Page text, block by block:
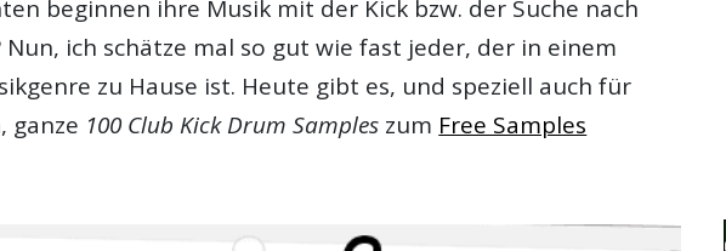
beginnen ihre Musik mit der Kick bzw. der Suche nach
Nun, ich schätze mal so gut wie fast jeder, der in einem
zu Hause ist. Heute gibt es, und speziell auch für
ganze 100 Club Kick Drum Samples zum Free Samples